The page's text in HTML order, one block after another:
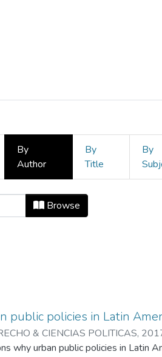
By
Author
By
Title
By
"D. ROJAS
Browse
public policies in Latin
& CIENCIAS POLITICAS,
BERMEO;A. VASQUEZ
why urban public policies in Latin